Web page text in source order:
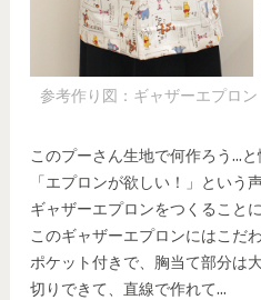
参考作り図：ギャザーエプロ
このプーさん生地で何作ろう…
「エプロンが欲しい！」という
ギャザーエプロンをつくることに
このギャザーエプロンにはこだ
ポケット付きで、胸当て部分は
切りできて、直線で作れて…